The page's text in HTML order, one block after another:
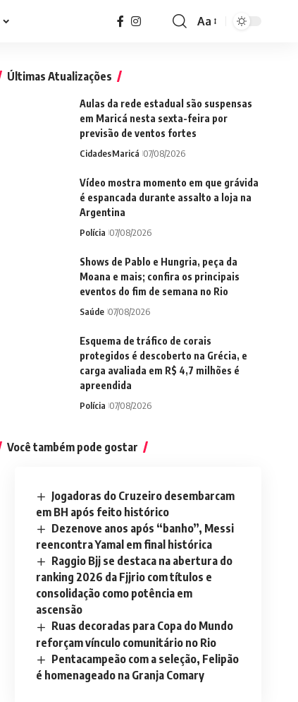
Font
Aa
Últimas Atualizações
Aulas da rede estadual são suspensas
em Maricá nesta sexta-feira por
previsão de ventos fortes
CidadesMaricá 07/08/2026
Vídeo mostra momento em que grávida
é espancada durante assalto a loja na
Argentina
Polícia 07/08/2026
Shows de Pablo e Hungria, peça da
Moana e mais; confira os principais
eventos do fim de semana no Rio
Saúde 07/08/2026
Esquema de tráfico de corais
protegidos é descoberto na Grécia, e
carga avaliada em R$ 4,7 milhões é
apreendida
Polícia 07/08/2026
Você também pode gostar
Jogadoras do Cruzeiro desembarcam
em BH após feito histórico
Dezenove anos após “banho”, Messi
reencontra Yamal em final histórica
Raggio Bjj se destaca na abertura do
ranking 2026 da Fjjrio com títulos e
consolidação como potência em
ascensão
Ruas decoradas para Copa do Mundo
reforçam vínculo comunitário no Rio
Pentacampeão com a seleção, Felipão
é homenageado na Granja Comary